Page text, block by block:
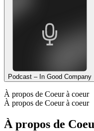
Podcast – In Good Company
À propos de Coeur à coeur
À propos de Coeur à coeur
À propos de